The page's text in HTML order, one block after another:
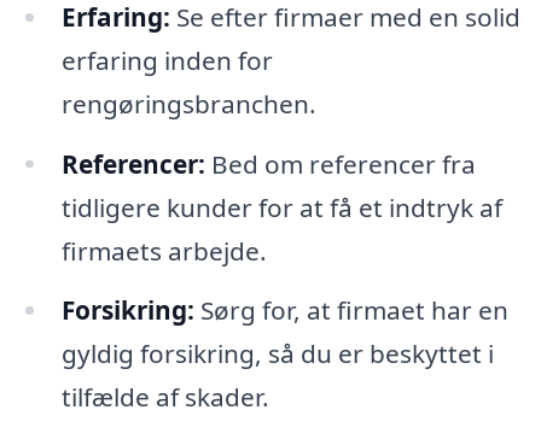
Erfaring: Se efter firmaer med en solid
erfaring inden for
rengøringsbranchen.
Referencer: Bed om referencer fra
tidligere kunder for at få et indtryk af
firmaets arbejde.
Forsikring: Sørg for, at firmaet har en
gyldig forsikring, så du er beskyttet i
tilfælde af skader.